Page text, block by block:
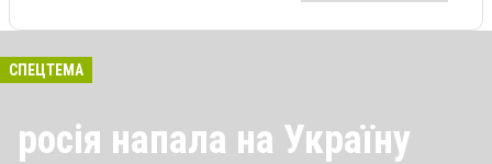
СПЕЦТЕМА
росія напала на Україну